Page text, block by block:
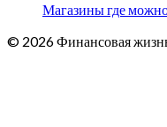
Магазины где
© 2026 Финансовая